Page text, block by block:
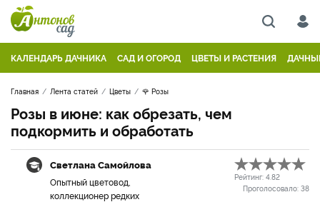
КАЛЕНДАРЬ ДАЧНИКА САД И ОГОРОД ЦВЕТЫ И РАСТЕНИЯ
Главная Лента статей Цветы 🌹 Розы
Розы в июне: как обрезать, чем
подкормить и обработать
Светлана Самойлова
Опытный цветовод,
коллекционер редких
Рейтинг: 4.82
Проголосовало: 38